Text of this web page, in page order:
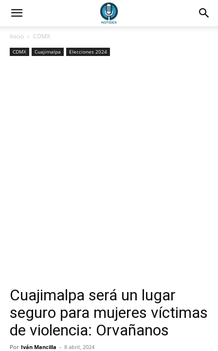
Inicio CDMX
CDMX Cuajimalpa Elecciones 2024
Cuajimalpa será un lugar
seguro para mujeres víctimas
de violencia: Orvañanos
Por Iván Mancilla - 8 abril, 2024